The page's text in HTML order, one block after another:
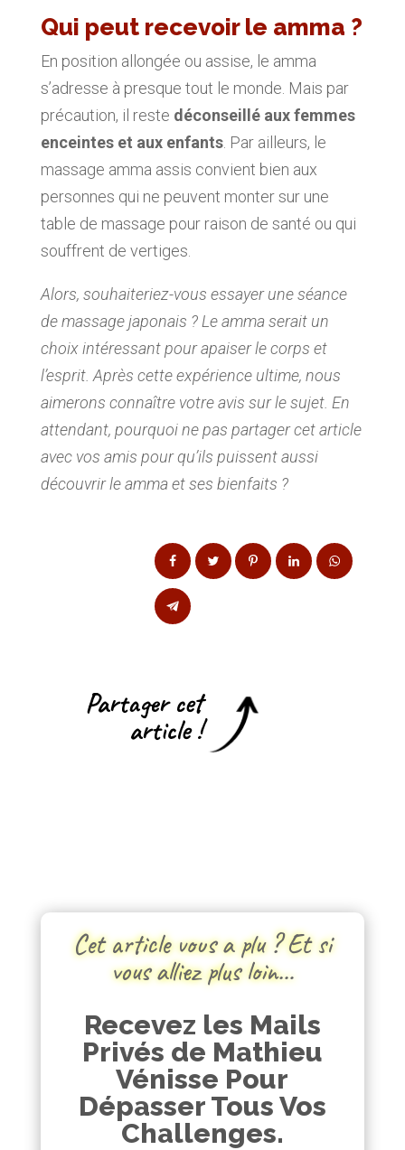
Qui peut recevoir le amma ?
En position allongée ou assise, le amma
s’adresse à presque tout le monde. Mais par
précaution, il reste déconseillé aux femmes
enceintes et aux enfants. Par ailleurs, le
massage amma assis convient bien aux
personnes qui ne peuvent monter sur une
table de massage pour raison de santé ou qui
souffrent de vertiges.
Alors, souhaiteriez-vous essayer une séance
de massage japonais ? Le amma serait un
choix intéressant pour apaiser le corps et
l’esprit. Après cette expérience ultime, nous
aimerons connaître votre avis sur le sujet. En
attendant, pourquoi ne pas partager cet article
avec vos amis pour qu’ils puissent aussi
découvrir le amma et ses bienfaits ?
Partager cet
article !
Cet article vous a plu ? Et si
vous alliez plus loin…
Recevez les Mails
Privés de Mathieu
Vénisse Pour
Dépasser Tous Vos
Challenges.